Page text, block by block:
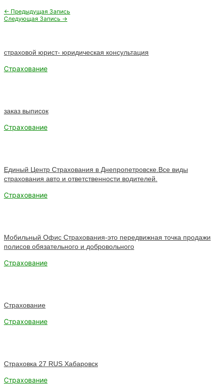
Навигация
по
← Предыдущая Запись
Следующая Запись →
страховой юрист- юридическая консультация
Страхование
заказ выписок
Страхование
Единый Центр Страхования в Днепропетровске.Все виды
страхования авто и ответственности водителей.
Страхование
Мобильный Офис Страхования-это передвижная точка продажи
полисов обязательного и добровольного
Страхование
Страхование
Страхование
Страховка 27 RUS Хабаровск
Страхование